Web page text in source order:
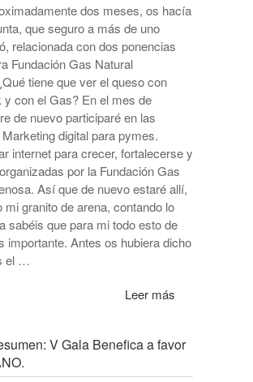
dos meses, os hacía
que seguro a más de uno
relacionada con dos ponencias
Fundación Gas Natural
tiene que ver el queso con
y con el Gas? En el mes de
de nuevo participaré en las
digital para pymes.
internet para crecer, fortalecerse y
por la Fundación Gas
Así que de nuevo estaré allí,
mi granito de arena, contando lo
sabéis que para mi todo esto de
importante. Antes os hubiera dicho
el …
Leer más
V Gala Benefica a favor